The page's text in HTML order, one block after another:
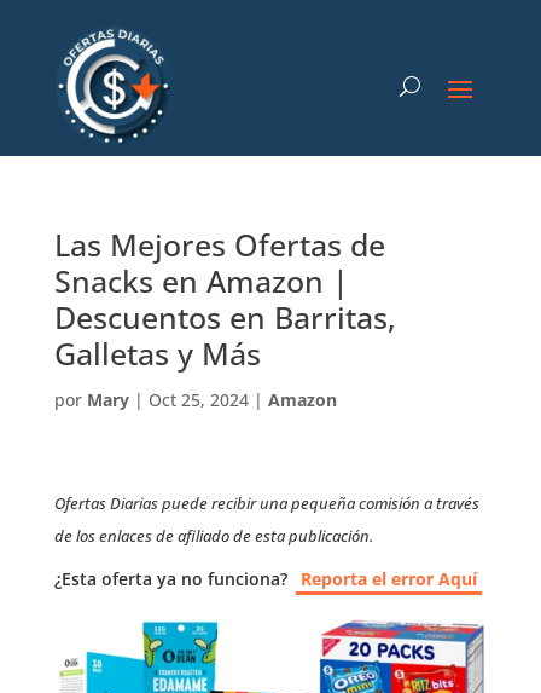
Las Mejores Ofertas de
Snacks en Amazon |
Descuentos en Barritas,
Galletas y Más
por Mary| Oct 25, 2024| Amazon
Ofertas Diarias puede recibir una pequeña comisión a través
de los enlaces de afiliado de esta publicación.
¿Esta oferta ya no funciona? Reporta el error Aquí